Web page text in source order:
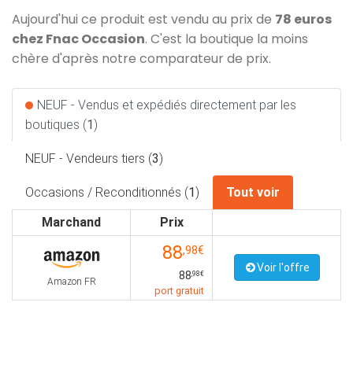
Aujourd'hui ce produit est vendu au prix de 78 euros
chez Fnac Occasion. C'est la boutique la moins
chère d'après notre comparateur de prix.
NEUF - Vendus et expédiés directement par les
boutiques (1)
NEUF - Vendeurs tiers (3)
Occasions / Reconditionnés (1)
Tout voir
Marchand
Prix
Amazon FR
88,98€
88,98€
port gratuit
Voir l'offre